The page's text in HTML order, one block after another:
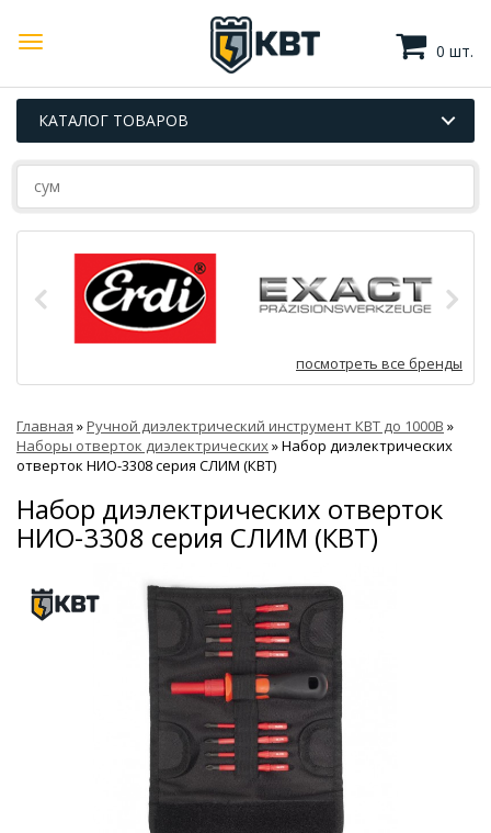
0 шт.
КАТАЛОГ ТОВАРОВ
посмотреть все бренды
Главная »Ручной диэлектрический инструмент КВТ до 1000В »
Наборы отверток диэлектрических »Набор диэлектрических
отверток НИО-3308 серия СЛИМ (КВТ)
Набор диэлектрических отверток
НИО-3308 серия СЛИМ (КВТ)